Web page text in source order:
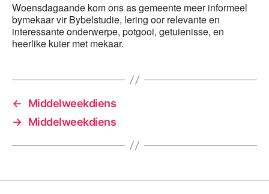
Woensdagaande kom ons as gemeente meer informeel
bymekaar vir Bybelstudie, lering oor relevante en
interessante onderwerpe, potgooi, getuienisse, en
heerlike kuier met mekaar.
←
Middelweekdiens
→ Middelweekdiens